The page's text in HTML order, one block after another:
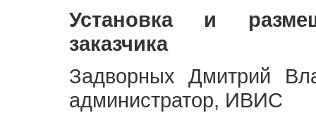
Установка и
заказчика
Задворных Дмитрий
администратор, ИВИС